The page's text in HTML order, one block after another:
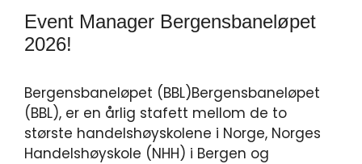
Event Manager Bergensbaneløpet
2026!
Bergensbaneløpet (BBL)Bergensbaneløpet
(BBL), er en årlig stafett mellom de to
største handelshøyskolene i Norge, Norges
Handelshøyskole (NHH) i Bergen og